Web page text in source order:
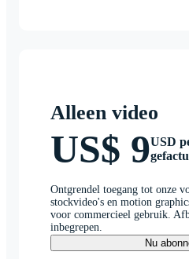
Alleen video
US$ 9USD
Ontgrendel toegang tot onze
stockvideo's en motion
voor commercieel gebruik.
inbegrepen.
Nu